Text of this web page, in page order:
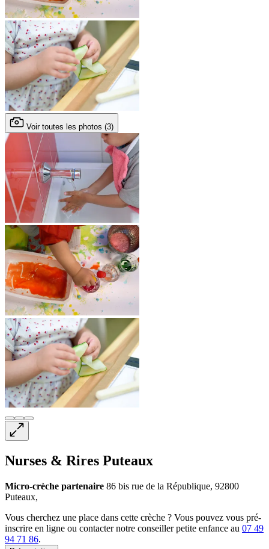
Voir toutes les photos (3)
Nurses & Rires Puteaux
Micro-crèche partenaire 86 bis rue de la République, 92800
Puteaux,
Vous cherchez une place dans cette crèche ? Vous pouvez vous pré-
inscrire en ligne ou contacter notre conseiller petite enfance au 07 49
94 71 86.